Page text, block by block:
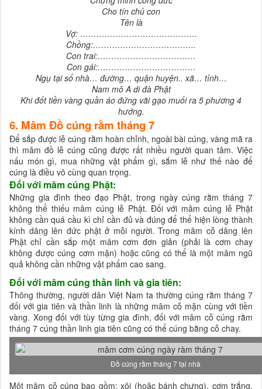
Cho tín chủ con
Tên là
Vợ: …………………………………….
Chồng:………………………………..
Con trai:………………………………
Con gái:………………………………
Ngụ tại số nhà… đường… quận huyện.. xã… tỉnh…
Nam mô A di đà Phật
Khi đốt tiền vàng quần áo đứng vãi gạo muối ra 5 phương 4
hướng.
6. Mâm Đồ cúng rằm tháng 7
Để sắp được lễ cúng rằm hoàn chỉnh, ngoài bài cúng, vàng mã ra
thì mâm đồ lễ cúng cũng được rất nhiều người quan tâm. Việc
nấu món gì, mua những vật phẩm gì, sắm lễ như thế nào để
cúng là điều vô cùng quan trọng.
Đối với mâm cúng Phật:
Những gia đình theo đạo Phật, trong ngày cúng rằm tháng 7
không thể thiếu mâm cúng lễ Phật. Đối với mâm cúng lễ Phật
không cần quá cầu kì chỉ cần đủ và đúng để thể hiện lòng thành
kính dâng lên đức phật ở mỗi người. Trong mâm cỗ dâng lên
Phật chỉ cần sắp một mâm cơm đơn giản (phải là cơm chay
không được cúng cơm mặn) hoặc cũng có thể là một mâm ngũ
quả không cần những vật phẩm cao sang.
Đối với mâm cúng thần linh và gia tiên:
Thông thường, người dân Việt Nam ta thường cúng rằm tháng 7
đối với gia tiên và thần linh là những mâm cỗ mặn cùng với tiền
vàng. Xong đối với tùy từng gia đình, đối với mâm cỗ cúng rằm
tháng 7 cúng thần linh gia tiên cũng có thể cúng bằng cỗ chay.
Đồ cúng rằm tháng 7 tại nhà
Một mâm cỗ cúng bao gồm: xôi (hoặc bánh chưng), cơm trắng,